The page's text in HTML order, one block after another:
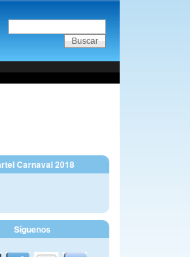
Carnaval 2018
Síguenos